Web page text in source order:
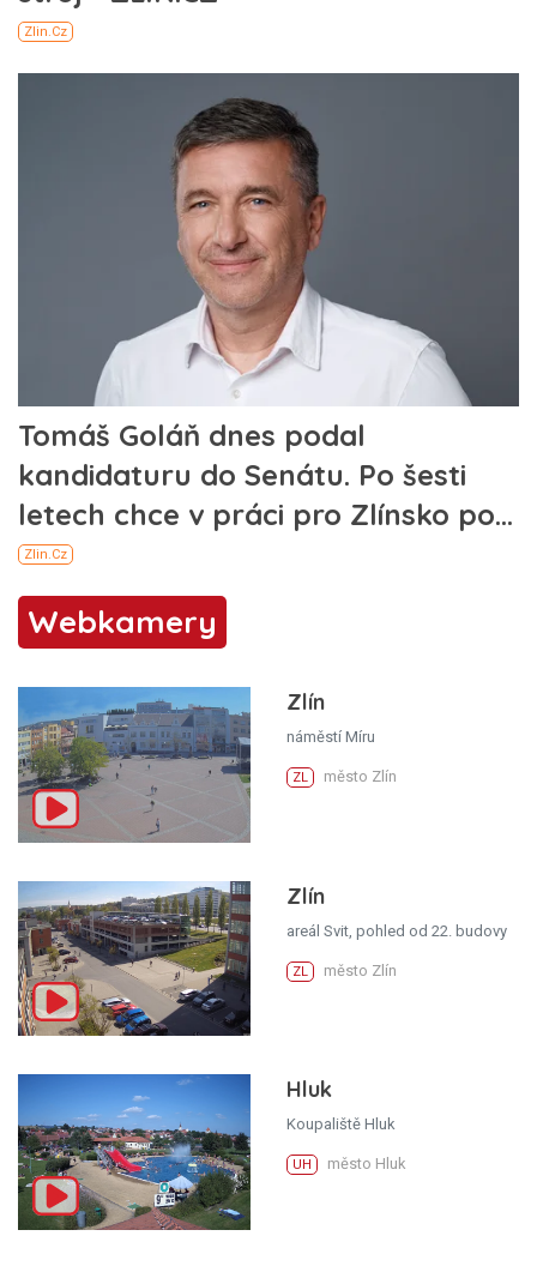
Webkamery
Zlín
náměstí Míru
ZL město Zlín
Zlín
areál Svit, pohled od 22. budovy
ZL město Zlín
Hluk
Koupaliště Hluk
UH město Hluk